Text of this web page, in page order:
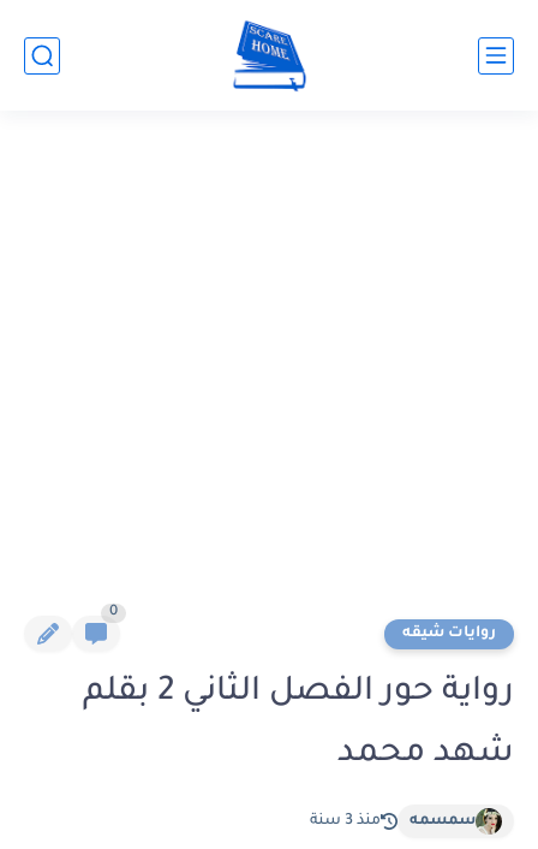
روايات شيقه
0
رواية حور الفصل الثاني 2 بقلم
شهد محمد
سمسمه منذ 3 سنة